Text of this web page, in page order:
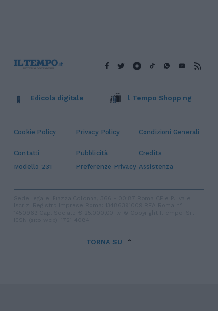
Cookie Policy Privacy Policy Condizioni Generali
Contatti Pubblicità
Credits
Modello 231
Preferenze Privacy Assistenza
Edicola digitale Il Tempo Shopping
TORNA SU